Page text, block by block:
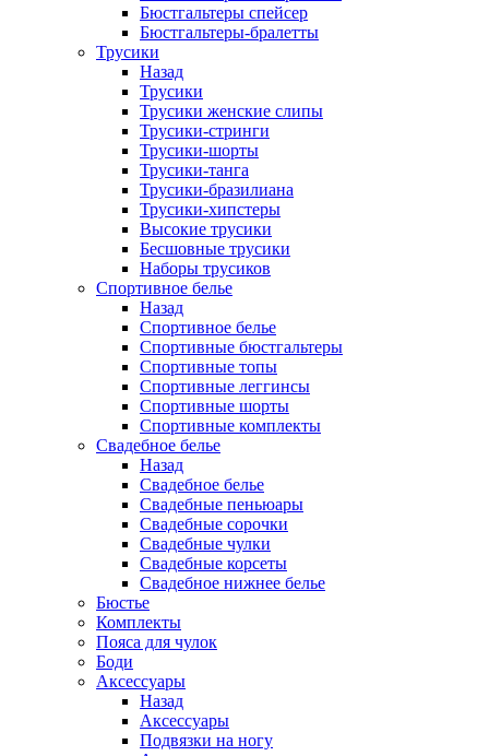
Бюстгальтеры спейсер
Бюстгальтеры-бралетты
Трусики
Назад
Трусики
Трусики женские слипы
Трусики-стринги
Трусики-шорты
Трусики-танга
Трусики-бразилиана
Трусики-хипстеры
Высокие трусики
Бесшовные трусики
Наборы трусиков
Спортивное белье
Назад
Спортивное белье
Спортивные бюстгальтеры
Спортивные топы
Спортивные леггинсы
Спортивные шорты
Спортивные комплекты
Свадебное белье
Назад
Свадебное белье
Свадебные пеньюары
Свадебные сорочки
Свадебные чулки
Свадебные корсеты
Свадебное нижнее белье
Бюстье
Комплекты
Пояса для чулок
Боди
Аксессуары
Назад
Аксессуары
Подвязки на ногу